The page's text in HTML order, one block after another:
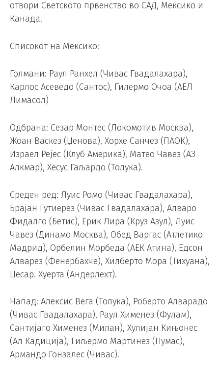
отвори Светското првенство во САД, Мексико и
Канада.
Списокот на Мексико:
Голмани: Раул Ранхел (Чивас Гвадалахара),
Карлос Асеведо (Сантос), Гилермо Очоа (АЕЛ
Лимасол)
Одбрана: Сезар Монтес (Локомотив Москва),
Жоан Васкез (Џенова), Хорхе Санчез (ПАОК),
Израел Рејес (Клуб Америка), Матео Чавез (АЗ
Алкмар), Хесус Гаљардо (Толука).
Среден ред: Луис Ромо (Чивас Гвадалахара),
Брајан Гутиерез (Чивас Гвадалахара), Алваро
Фидалго (Бетис), Ерик Лира (Круз Азул), Луис
Чавез (Динамо Москва), Обед Варгас (Атлетико
Мадрид), Орбелин Морбеда (АЕК Атина), Едсон
Алварез (Фенербахче), Хилберто Мора (Тихуана),
Цесар. Хуерта (Андерлехт).
Напад: Алексис Вега (Толука), Роберто Алварадо
(Чивас Гвадалахара), Раул Хименез (Фулам),
Сантијаго Хименез (Милан), Хулијан Кињонес
(Ал Кадиција), Гиљермо Мартинез (Пумас),
Армандо Гонзалес (Чивас).